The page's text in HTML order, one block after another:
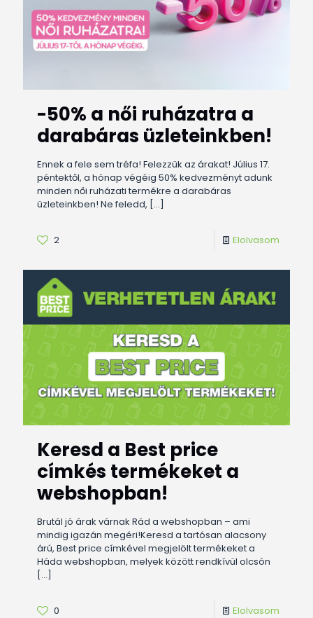
-50% a női ruházatra a
darabáras üzleteinkben!
Ennek a fele sem tréfa! Felezzük az árakat! Július 17.
péntektől, a hónap végéig 50% kedvezményt adunk
minden női ruházati termékre a darabáras
üzleteinkben! Ne feledd, […]
2 Elolvasom
Keresd a Best price
címkés termékeket a
webshopban!
Brutál jó árak várnak Rád a webshopban – ami
mindig igazán megéri!Keresd a tartósan alacsony
árú, Best price címkével megjelölt termékeket a
Háda webshopban, melyek között rendkívül olcsón
[…]
0 Elolvasom